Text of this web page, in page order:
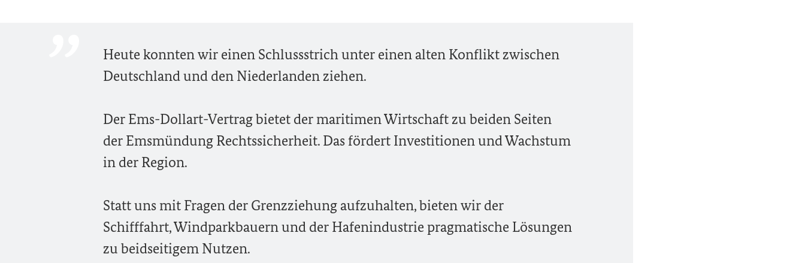
Heute konnten wir einen Schlussstrich unter einen alten Konflikt zwischen
Deutschland und den Niederlanden ziehen.
Der Ems-Dollart-Vertrag bietet der maritimen Wirtschaft zu beiden Seiten
der Emsmündung Rechtssicherheit. Das fördert Investitionen und Wachstum
in der Region.
Statt uns mit Fragen der Grenzziehung aufzuhalten, bieten wir der
Schifffahrt, Windparkbauern und der Hafenindustrie pragmatische Lösungen
zu beidseitigem Nutzen.